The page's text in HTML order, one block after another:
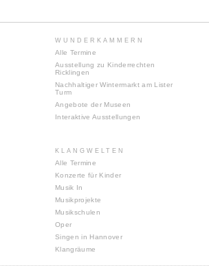
WUNDERKAMMERN
Alle Termine
Ausstellung zu Kinderrechten
Ricklingen
Nachhaltiger Wintermarkt am Lister
Turm
Angebote der Museen
Interaktive Ausstellungen
KLANGWELTEN
Alle Termine
Konzerte für Kinder
Musik In
Musikprojekte
Musikschulen
Oper
Singen in Hannover
Klangräume